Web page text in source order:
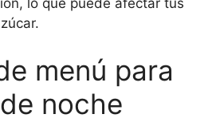
menú para
noche